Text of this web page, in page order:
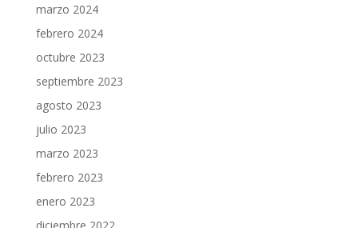
marzo 2024
febrero 2024
octubre 2023
septiembre 2023
agosto 2023
julio 2023
marzo 2023
febrero 2023
enero 2023
diciembre 2022